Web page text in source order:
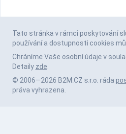
Tato stránka v rámci poskytování
používání a dostupnosti cookies
Chráníme Vaše osobní údaje v
Detaily zde.
© 2006—2026 B2M.CZ s.r.o. ráda
práva vyhrazena.